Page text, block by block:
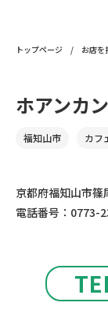
トップページ / お店を
ホアンカ
福知山市 カフ
京都府福知山市篠
電話番号：0773-